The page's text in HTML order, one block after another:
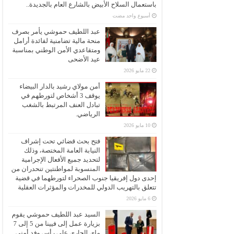
باستعمال السلاح الأبيض بالشارع العام بالجديدة..
‏أسبوع واحد مضت
عبد اللطيف حموشي يأمر بصرف
منحة مالية تضامنية لفائدة أرامل
ومتقاعدي الأمن الوطني بمناسبة
عيد الأضحى
22 مايو 2026
أمن مولاي رشيد بالدار البيضاء
يوقف 3 أشخاص لتورطهم في
تبادل العنف المرتبط بالشغب
الرياضي.
10 مايو 2026
فتح بحث قضائي تحت إشراف
النيابة العامة المختصة، وذلك
لتحديد جميع الأفعال الإجرامية
المنسوبة لمواطنتين تنحدران من
إحدى دول إفريقيا جنوب الصحراء لتورطهما في قضية
تتعلق بالتهريب الدولي للمخدرات والمؤثرات العقلية
6 مايو 2026
السيد عبد اللطيف حموشي يقوم
بزيارة عمل إلى فيينا من 5 إلى 7